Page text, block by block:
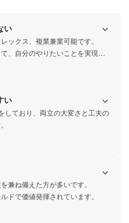
い
ックス、複業兼業可能です。
、自分のやりたいことを実現し
い
しており、両立の大変さと工夫の
兼ね備えた方が多いです。
ドで価値発揮されています。